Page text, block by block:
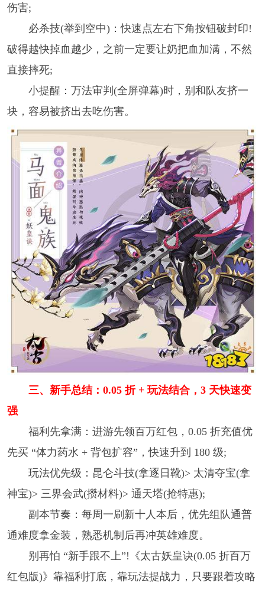
伤害;
必杀技(举到空中)：快速点左右下角按钮破封印!
破得越快掉血越少，之前一定要让奶把血加满，不然
直接摔死;
小提醒：万法审判(全屏弹幕)时，别和队友挤一
块，容易被挤出去吃伤害。
三、新手总结：0.05 折 + 玩法结合，3 天快速变
强
福利先拿满：进游先领百万红包，0.05 折充值优
先买 “体力药水 + 背包扩容”，快速升到 180 级;
玩法优先级：昆仑斗技(拿逐日靴)> 太清夺宝(拿
神宝)> 三界会武(攒材料)> 通天塔(抢特惠);
副本节奏：每周一刷新十人本后，优先组队通普
通难度拿金装，熟悉机制后再冲英雄难度。
别再怕 “新手跟不上”!《太古妖皇诀(0.05 折百万
红包版)》靠福利打底，靠玩法提战力，只要跟着攻略